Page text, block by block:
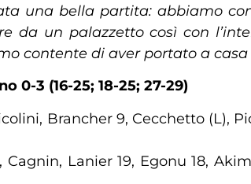
una bella partita: abbiamo
da un palazzetto così con
contente di aver portato a casa
0-3 (16-25; 18-25; 27-29)
Brancher 9, Cecchetto (L),
Lanier 19, Egonu 18,